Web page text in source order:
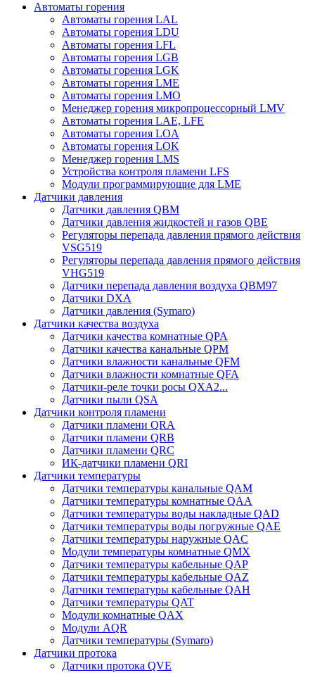
Автоматы горения
Автоматы горения LAL
Автоматы горения LDU
Автоматы горения LFL
Автоматы горения LGB
Автоматы горения LGK
Автоматы горения LME
Автоматы горения LMO
Менеджер горения микропроцессорный LMV
Автоматы горения LAE, LFE
Автоматы горения LOA
Автоматы горения LOK
Менеджер горения LMS
Устройства контроля пламени LFS
Модули программирующие для LME
Датчики давления
Датчики давления QBM
Датчики давления жидкостей и газов QBE
Регуляторы перепада давления прямого действия
VSG519
Регуляторы перепада давления прямого действия
VHG519
Датчики перепада давления воздуха QBM97
Датчики DXA
Датчики давления (Symaro)
Датчики качества воздуха
Датчики качества комнатные QPA
Датчики качества канальные QPM
Датчики влажности канальные QFM
Датчики влажности комнатные QFA
Датчики-реле точки росы QXA2...
Датчики пыли QSA
Датчики контроля пламени
Датчики пламени QRA
Датчики пламени QRB
Датчики пламени QRC
ИК-датчики пламени QRI
Датчики температуры
Датчики температуры канальные QAM
Датчики температуры комнатные QAA
Датчики температуры воды накладные QAD
Датчики температуры воды погружные QAE
Датчики температуры наружные QAC
Модули температуры комнатные QMX
Датчики температуры кабельные QAP
Датчики температуры кабельные QAZ
Датчики температуры кабельные QAH
Датчики температуры QAT
Модули комнатные QAX
Модули AQR
Датчики температуры (Symaro)
Датчики протока
Датчики протока QVE